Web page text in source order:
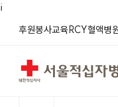
i
후원(새 창)
봉사(새 창)
교육(새 창)
RCY(새 창)
혈액(새
병
서울적십자병원